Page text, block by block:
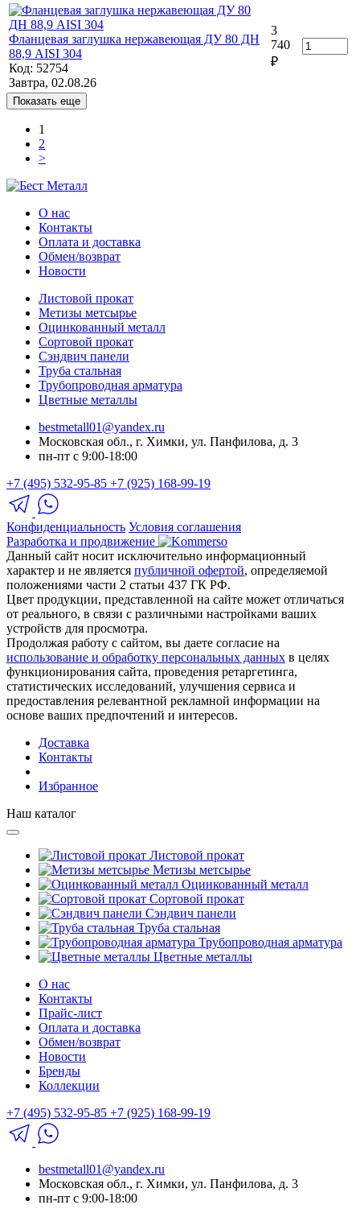
Фланцевая заглушка нержавеющая ДУ 80 ДН
88,9 AISI 304
Код: 52754
Завтра, 02.08.26
3
740
₽
Показать еще
1
2
>
О нас
Контакты
Оплата и доставка
Обмен/возврат
Новости
Листовой прокат
Метизы метсырье
Оцинкованный металл
Сортовой прокат
Сэндвич панели
Труба стальная
Трубопроводная арматура
Цветные металлы
bestmetall01@yandex.ru
Московская обл., г. Химки, ул. Панфилова, д. 3
пн-пт с 9:00-18:00
+7 (495) 532-95-85 +7 (925) 168-99-19
Конфиденциальность Условия соглашения
Разработка и продвижение
Данный сайт носит исключительно информационный
характер и не является публичной офертой, определяемой
положениями части 2 статьи 437 ГК РФ.
Цвет продукции, представленной на сайте может отличаться
от реального, в связи с различными настройками ваших
устройств для просмотра.
Продолжая работу с сайтом, вы даете согласие на
использование и обработку персональных данных в целях
функционирования сайта, проведения ретаргетинга,
статистических исследований, улучшения сервиса и
предоставления релевантной рекламной информации на
основе ваших предпочтений и интересов.
Доставка
Контакты
Избранное
Наш каталог
Листовой прокат
Метизы метсырье
Оцинкованный металл
Сортовой прокат
Сэндвич панели
Труба стальная
Трубопроводная арматура
Цветные металлы
О нас
Контакты
Прайс-лист
Оплата и доставка
Обмен/возврат
Новости
Бренды
Коллекции
+7 (495) 532-95-85 +7 (925) 168-99-19
bestmetall01@yandex.ru
Московская обл., г. Химки, ул. Панфилова, д. 3
пн-пт с 9:00-18:00